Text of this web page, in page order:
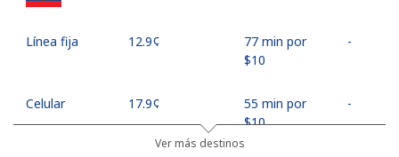
Línea fija ⁦12.9¢⁩
77 min por
⁦$10⁩
-
Celular ⁦17.9¢⁩
55 min por
⁦$10⁩
-
Ver más destinos